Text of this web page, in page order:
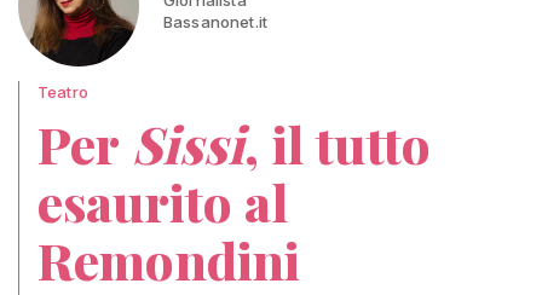
Bassanonet.it
Teatro
Per Sissi, il tutto
esaurito al
Remondini